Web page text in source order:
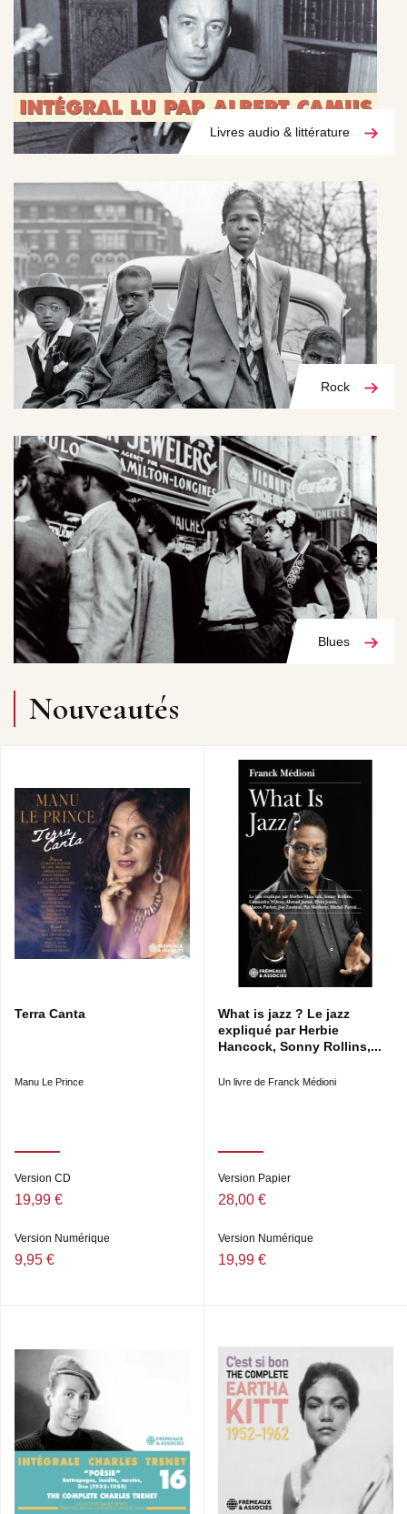
Livres audio & littérature
Rock
Blues
Nouveautés
Terra Canta
Manu Le Prince
Version CD
19,99 €
Version Numérique
9,95 €
What is jazz ? Le jazz
expliqué par Herbie
Hancock, Sonny Rollins,...
Un livre de Franck Médioni
Version Papier
28,00 €
Version Numérique
19,99 €